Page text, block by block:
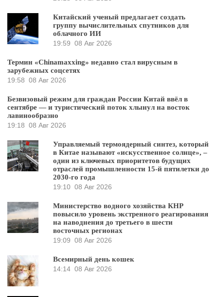
Китайский ученый предлагает создать
группу вычислительных спутников для
облачного ИИ
19:59 08 Авг 2026
Термин «Chinamaxxing» недавно стал вирусным в
зарубежных соцсетях
19:58 08 Авг 2026
Безвизовый режим для граждан России Китай ввёл в
сентябре — и туристический поток хлынул на восток
лавинообразно
19:18 08 Авг 2026
Управляемый термоядерный синтез, который
в Китае называют «искусственное солнце», –
один из ключевых приоритетов будущих
отраслей промышленности 15-й пятилетки до
2030-го года
19:10 08 Авг 2026
Министерство водного хозяйства КНР
повысило уровень экстренного реагирования
на наводнения до третьего в шести
восточных регионах
19:09 08 Авг 2026
Всемирный день кошек
14:14 08 Авг 2026